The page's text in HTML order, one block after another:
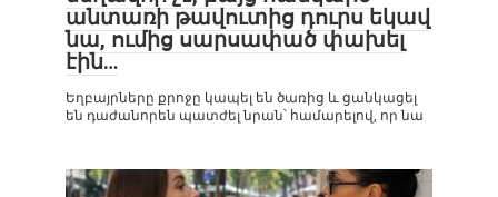
անտառի թավուտից դուրս եկավ
նա, ումից սարսափած փախել
էին…
Եղբայրները քրոջը կապել են ծառից և ցանկացել
են դաժանորեն պատժել նրան՝ համարելով, որ նա